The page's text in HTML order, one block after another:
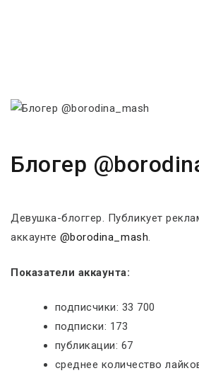
Блогер
Девушка-блоггер. Публикует
аккаунте @borodina_mash.
Показатели аккаунта:
подписчики: 33 700
подписки: 173
публикации: 67
среднее количество